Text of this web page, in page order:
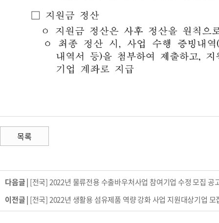
목록
다음글 | [전국] 2022년 물류전용 수출바우처사업 참여기업 수정 모집 공
이전글 | [전국] 2022년 생활용 섬유제품 역량 강화 사업 지원대상기업